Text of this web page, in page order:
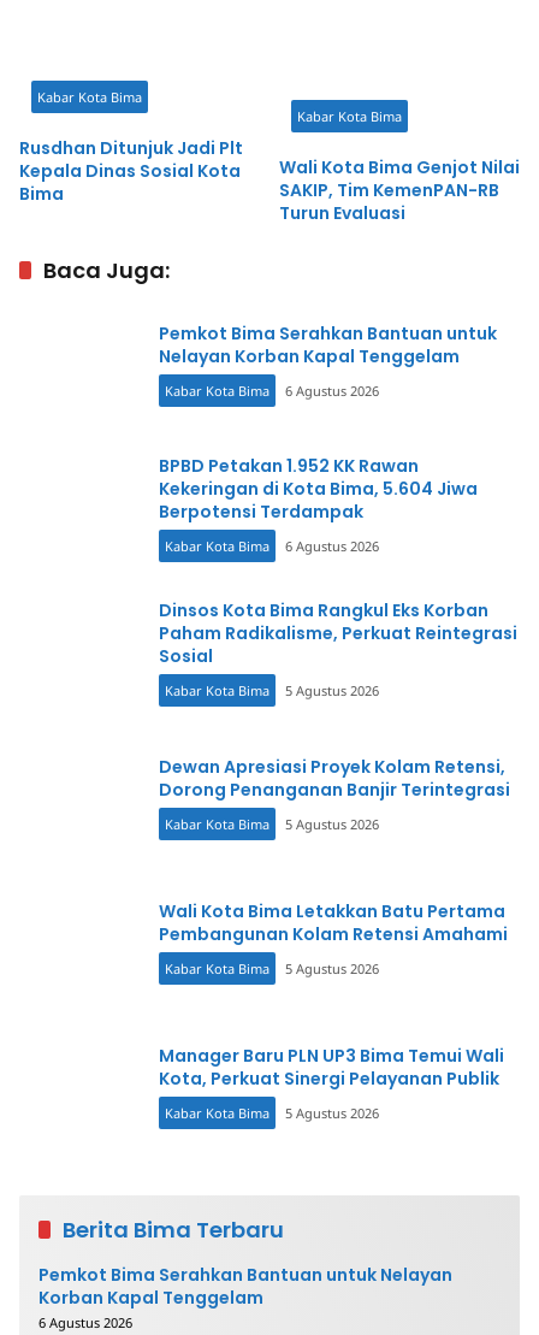
Kabar Kota Bima
Rusdhan Ditunjuk Jadi Plt
Kepala Dinas Sosial Kota
Bima
Kabar Kota Bima
Wali Kota Bima Genjot Nilai
SAKIP, Tim KemenPAN-RB
Turun Evaluasi
Baca Juga:
Pemkot Bima Serahkan Bantuan untuk
Nelayan Korban Kapal Tenggelam
Kabar Kota Bima 6 Agustus 2026
BPBD Petakan 1.952 KK Rawan
Kekeringan di Kota Bima, 5.604 Jiwa
Berpotensi Terdampak
Kabar Kota Bima 6 Agustus 2026
Dinsos Kota Bima Rangkul Eks Korban
Paham Radikalisme, Perkuat Reintegrasi
Sosial
Kabar Kota Bima 5 Agustus 2026
Dewan Apresiasi Proyek Kolam Retensi,
Dorong Penanganan Banjir Terintegrasi
Kabar Kota Bima 5 Agustus 2026
Wali Kota Bima Letakkan Batu Pertama
Pembangunan Kolam Retensi Amahami
Kabar Kota Bima 5 Agustus 2026
Manager Baru PLN UP3 Bima Temui Wali
Kota, Perkuat Sinergi Pelayanan Publik
Kabar Kota Bima 5 Agustus 2026
Berita Bima Terbaru
Pemkot Bima Serahkan Bantuan untuk Nelayan
Korban Kapal Tenggelam
6 Agustus 2026